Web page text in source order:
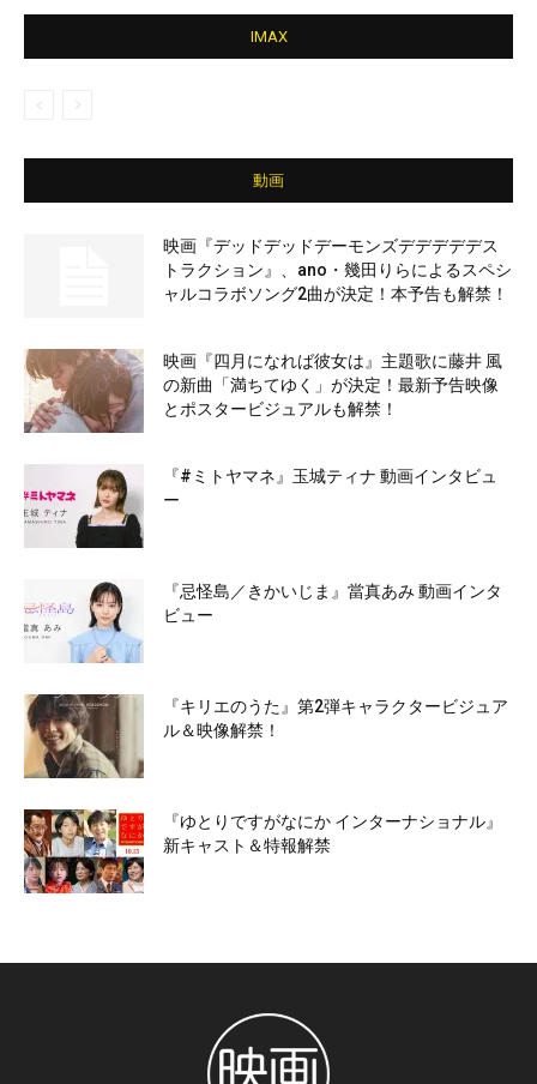
IMAX
動画
映画『デッドデッドデーモンズデデデデデス
トラクション』、ano・幾田りらによるスペシ
ャルコラボソング2曲が決定！本予告も解禁！
映画『四月になれば彼女は』主題歌に藤井 風
の新曲「満ちてゆく」が決定！最新予告映像
とポスタービジュアルも解禁！
『#ミトヤマネ』玉城ティナ 動画インタビュ
ー
『忌怪島／きかいじま』當真あみ 動画インタ
ビュー
『キリエのうた』第2弾キャラクタービジュア
ル＆映像解禁！
『ゆとりですがなにか インターナショナル』
新キャスト＆特報解禁